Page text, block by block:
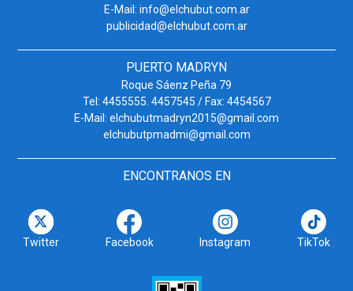
E-Mail: info@elchubut.com.ar
publicidad@elchubut.com.ar
PUERTO MADRYN
Roque Sáenz Peña 79
Tel: 4455555. 4457545 / Fax: 4454567
E-Mail: elchubutmadryn2015@gmail.com
elchubutpmadmi@gmail.com
ENCONTRANOS EN
Twitter Facebook Instagram TikTok